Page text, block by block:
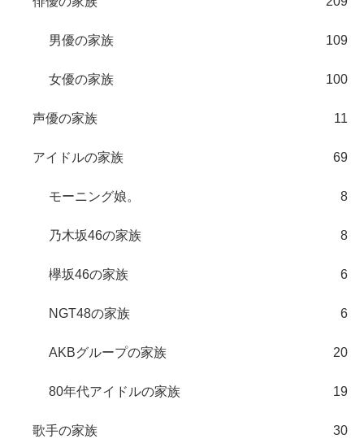
男優の家族 109
女優の家族 100
声優の家族 11
アイドルの家族 69
モーニング娘。 8
乃木坂46の家族 8
欅坂46の家族 6
NGT48の家族 6
AKBグループの家族 20
80年代アイドルの家族 19
歌手の家族 30